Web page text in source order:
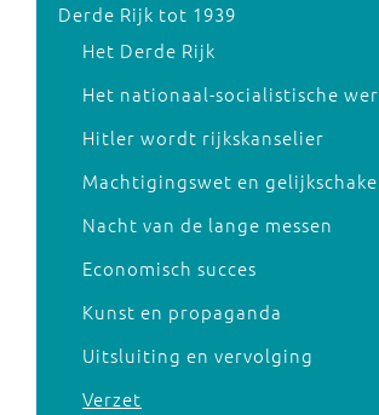
Derde Rijk tot 1939
Het Derde Rijk
Het nationaal-socialistische
Hitler wordt rijkskanselier
Machtigingswet en
Nacht van de lange messen
Economisch succes
Kunst en propaganda
Uitsluiting en vervolging
Verzet